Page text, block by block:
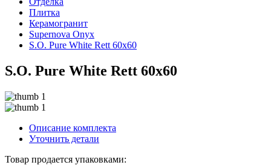
Плитка
Керамогранит
Supernova Onyx
S.O. Pure White Rett 60x60
S.O. Pure White Rett 60x60
Описание комплекта
Уточнить детали
Товар продается упаковками: